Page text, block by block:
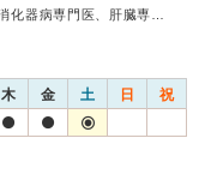
化器病専門医、肝臓専…
木 金 土 日 祝